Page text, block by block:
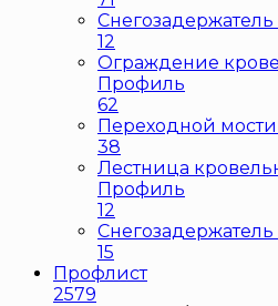
Снегозадержатель
12
Ограждение
Профиль
62
Переходной
38
Лестница
Профиль
12
15
Профлист
2579